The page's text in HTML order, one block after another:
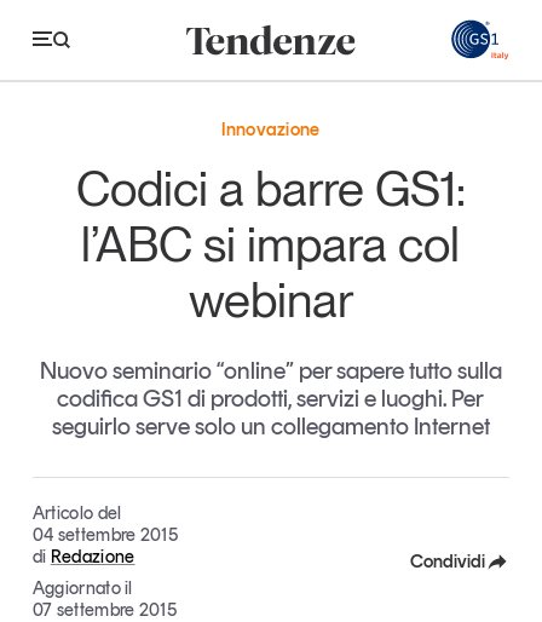
Tendenze
Economia e consumi
Retail e brand
Sostenibilità
Magazine
Articoli
Opinioni
Tutti gli studi e le ricerche
Innovazione
Codici a barre GS1:
l’ABC si impara col
webinar
Nuovo seminario “online” per sapere tutto sulla
codifica GS1 di prodotti, servizi e luoghi. Per
seguirlo serve solo un collegamento Internet
Articolo del
04 settembre 2015
di Redazione
Aggiornato il
07 settembre 2015
Condividi